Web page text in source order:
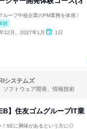
ループ中核企業のPM業務を体感！
験
12月、2027年1月 1日
システムズ
ソフトウェア開発、情報技術
】住友ゴムグループIT業
！SEに興味があるという方に◎